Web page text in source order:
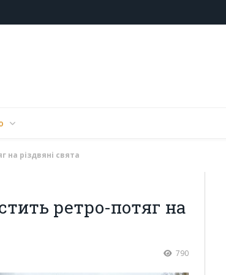
на різдвяні свята
ретро-потяг на
790